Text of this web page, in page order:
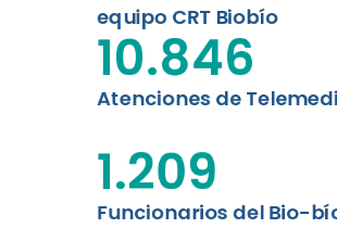
equipo CRT Biobío
Atenciones de
10.846
Funcionarios del Bio-
1.209